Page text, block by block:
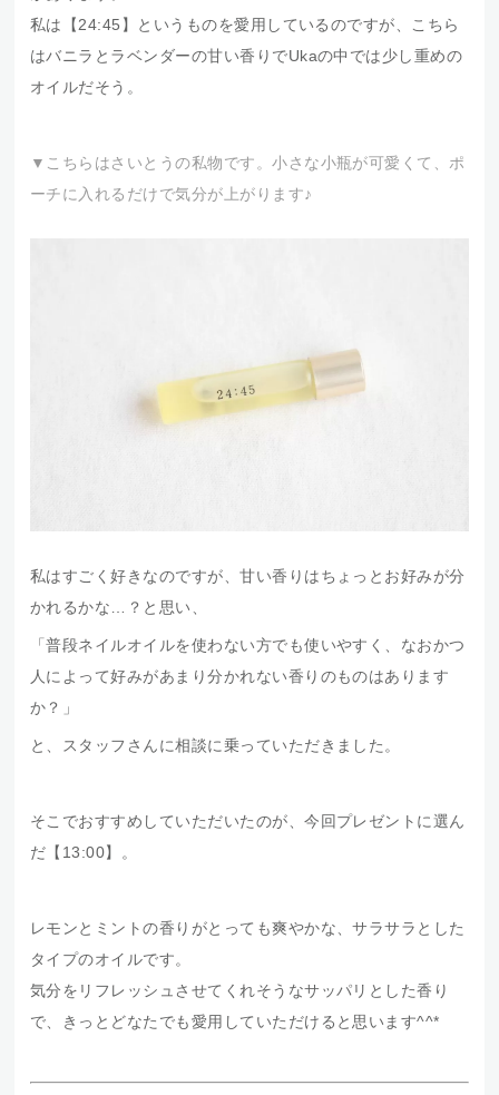
私は【24:45】というものを愛用しているのですが、こちら
はバニラとラベンダーの甘い香りでUkaの中では少し重めの
オイルだそう。
▼こちらはさいとうの私物です。小さな小瓶が可愛くて、ポ
ーチに入れるだけで気分が上がります♪
私はすごく好きなのですが、甘い香りはちょっとお好みが分
かれるかな…？と思い、
「普段ネイルオイルを使わない方でも使いやすく、なおかつ
人によって好みがあまり分かれない香りのものはあります
か？」
と、スタッフさんに相談に乗っていただきました。
そこでおすすめしていただいたのが、今回プレゼントに選ん
だ【13:00】。
レモンとミントの香りがとっても爽やかな、サラサラとした
タイプのオイルです。
気分をリフレッシュさせてくれそうなサッパリとした香り
で、きっとどなたでも愛用していただけると思います^^*